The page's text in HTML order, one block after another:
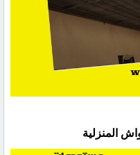
المنزلية